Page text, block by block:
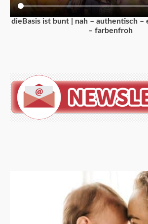
dieBasis ist bunt | nah – authentisch –
– farbenfroh